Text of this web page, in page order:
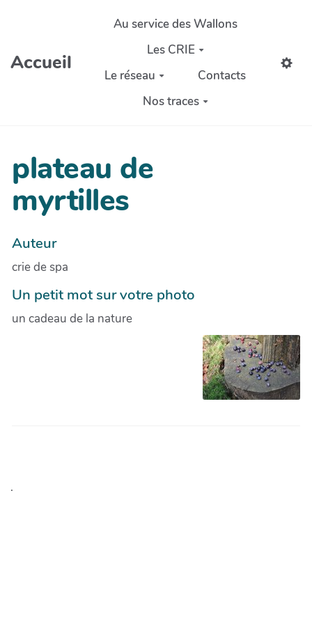
Aller au contenu principal
Accueil
Au service des Wallons
Les CRIE
Le réseau
Contacts
Nos traces
plateau de
myrtilles
Auteur
crie de spa
Un petit mot sur votre photo
un cadeau de la nature
.